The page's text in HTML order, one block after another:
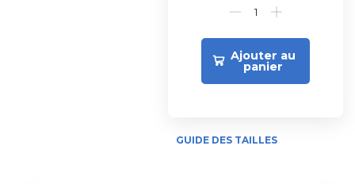
Ajouter au
panier
GUIDE DES TAILLES